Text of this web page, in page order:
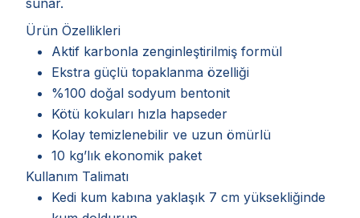
Ürün Özellikleri
Aktif karbonla zenginleştirilmiş formül
Ekstra güçlü topaklanma özelliği
%100 doğal sodyum bentonit
Kötü kokuları hızla hapseder
Kolay temizlenebilir ve uzun ömürlü
10 kg’lık ekonomik paket
Kullanım Talimatı
Kedi kum kabına yaklaşık 7 cm yüksekliğinde